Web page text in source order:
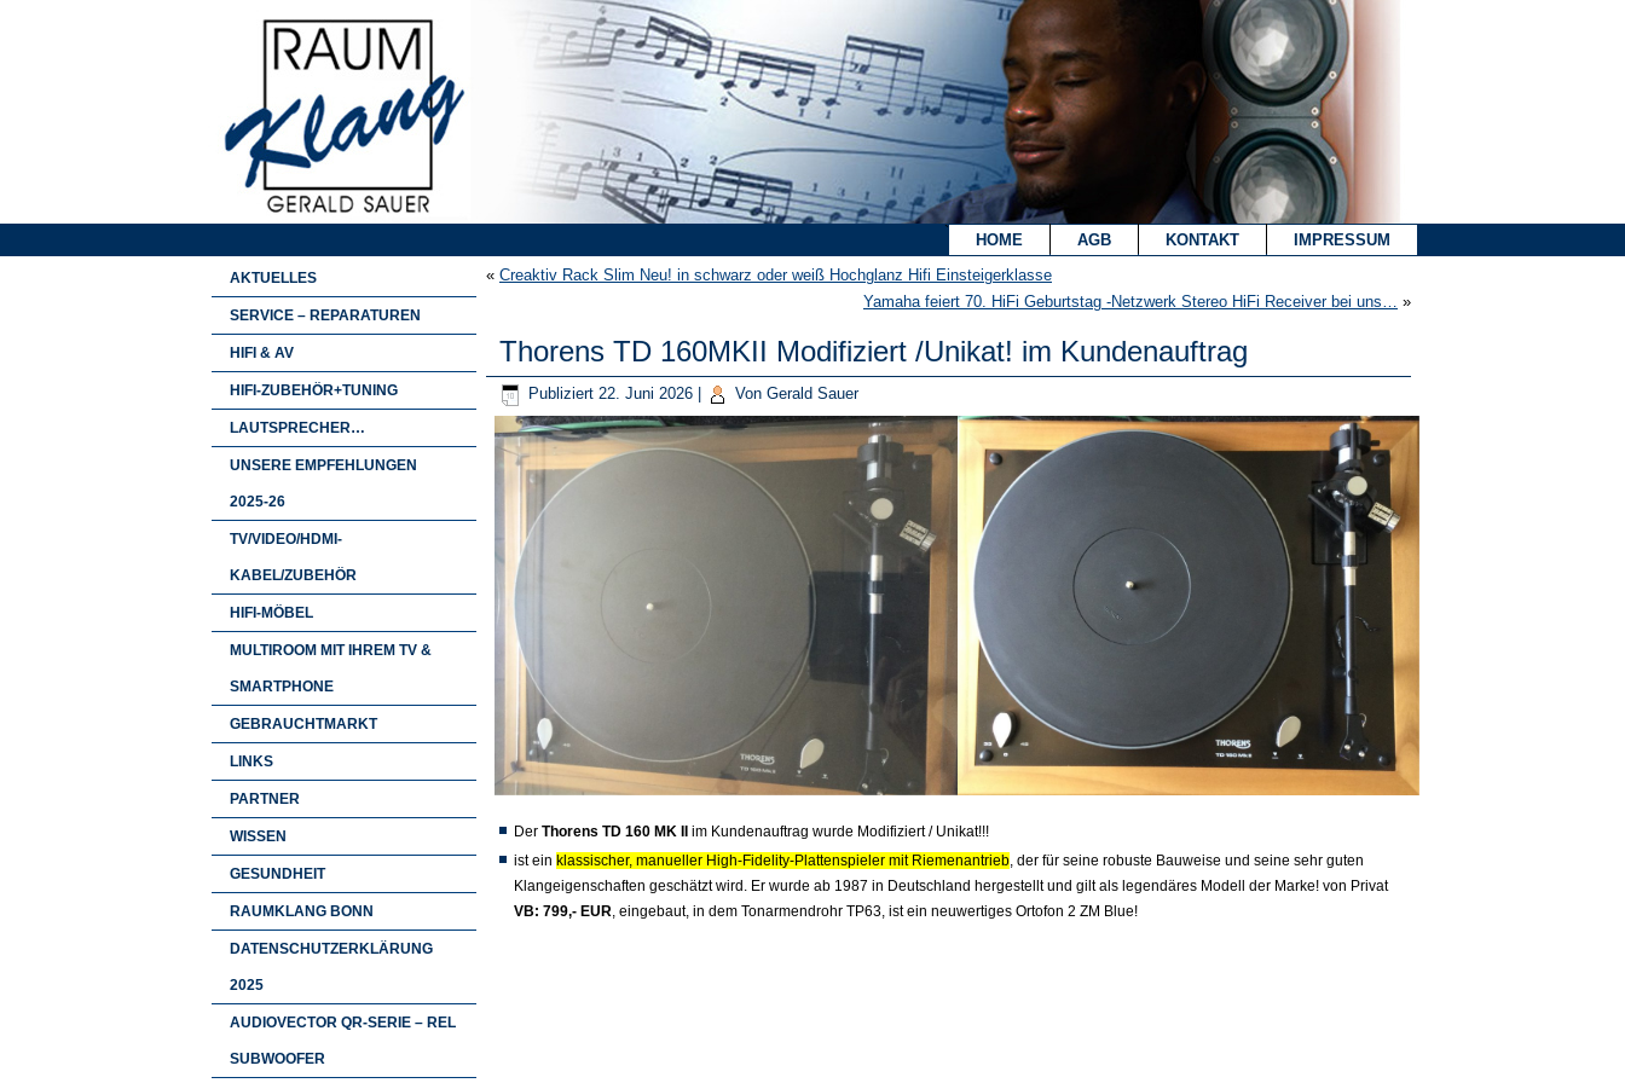
HOME AGB KONTAKT IMPRESSUM
`
AKTUELLES
SERVICE – REPARATUREN
HIFI & AV
HIFI-ZUBEHÖR+TUNING
LAUTSPRECHER…
UNSERE EMPFEHLUNGEN
2025-26
TV/VIDEO/HDMI-
KABEL/ZUBEHÖR
HIFI-MÖBEL
MULTIROOM MIT IHREM TV &
SMARTPHONE
GEBRAUCHTMARKT
LINKS
PARTNER
WISSEN
GESUNDHEIT
RAUMKLANG BONN
DATENSCHUTZERKLÄRUNG
2025
AUDIOVECTOR QR-SERIE – REL
SUBWOOFER
« Creaktiv Rack Slim Neu! in schwarz oder weiß Hochglanz Hifi Einsteigerklasse
Yamaha feiert 70. HiFi Geburtstag -Netzwerk Stereo HiFi Receiver bei uns… »
Thorens TD 160MKII Modifiziert /Unikat! im Kundenauftrag
Publiziert 22. Juni 2026 Von Gerald Sauer
Der Thorens TD 160 MK II
im Kundenauftrag wurde Modifiziert / Unikat!!!
ist ein klassischer, manueller High-Fidelity-Plattenspieler mit Riemenantrieb, der für seine robuste Bauweise und seine sehr guten
Klangeigenschaften geschätzt wird. Er wurde ab 1987 in Deutschland hergestellt und gilt als legendäres Modell der Marke! von Privat
VB: 799,- EUR, eingebaut, in dem Tonarmendrohr TP63, ist ein neuwertiges Ortofon 2 ZM Blue!